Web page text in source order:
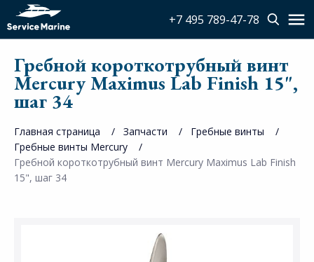
+7 495 789-47-78
Гребной короткотрубный винт
Mercury Maximus Lab Finish 15",
шаг 34
Главная страница Запчасти
Гребные винты
Гребные винты Mercury
Гребной короткотрубный винт Mercury Maximus Lab Finish
15", шаг 34